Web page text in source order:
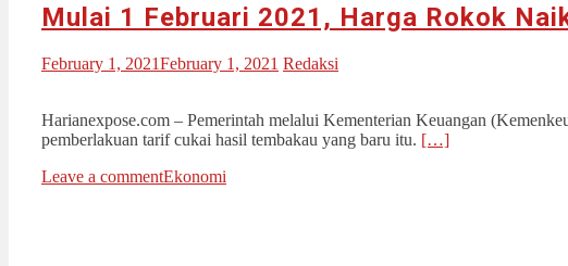
Mulai 1 Februari 2021, Harga Rokok
February 1, 2021February 1, 2021 Redaksi
Harianexpose.com – Pemerintah melalui Kementerian Keuangan
pemberlakuan tarif cukai hasil tembakau yang baru itu. […]
Leave a commentEkonomi